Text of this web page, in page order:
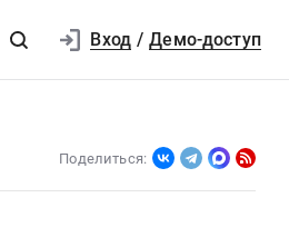
Вход / Демо-доступ
Поделиться: